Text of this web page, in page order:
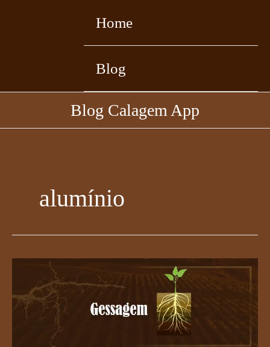
Home
Blog
Blog Calagem App
alumínio
Gessagem